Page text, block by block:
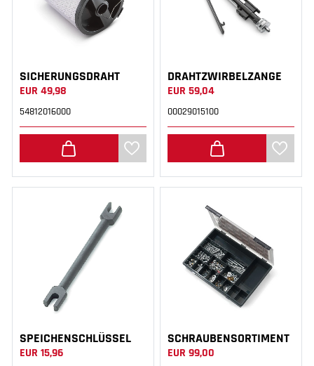
SICHERUNGSDRAHT
EUR 49,98
54812016000
DRAHTZWIRBELZANGE
EUR 59,04
00029015100
SPEICHENSCHLÜSSEL
EUR 15,96
SCHRAUBENSORTIMENT
EUR 99,00